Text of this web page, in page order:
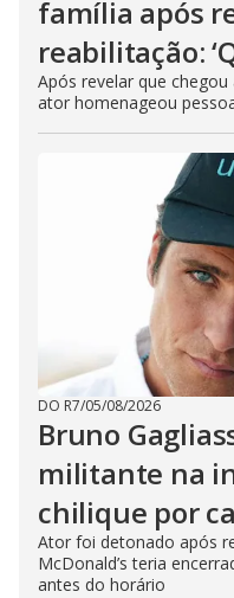
família após
reabilitação:
Após revelar que
ator homenageou
DO R7/05/08/2026
Bruno
militante na
chilique por
Ator foi detonado após
McDonald’s teria
antes do horário